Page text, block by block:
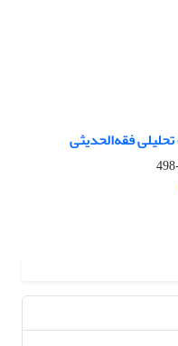
فقه‌الحدیثی